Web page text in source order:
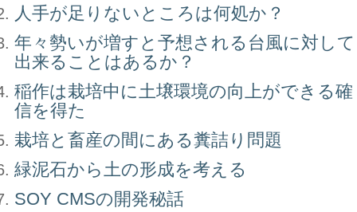
人手が足りないところは何処か？
年々勢いが増すと予想される台風に対して
出来ることはあるか？
稲作は栽培中に土壌環境の向上ができる確
信を得た
栽培と畜産の間にある糞詰り問題
緑泥石から土の形成を考える
SOY CMSの開発秘話